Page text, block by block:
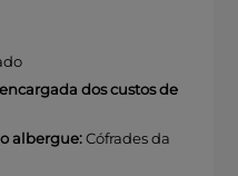
dos custos de
albergue:Cófrades da